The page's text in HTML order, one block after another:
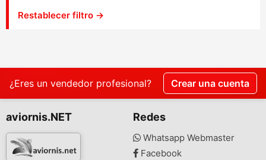
Restablecer filtro →
¿Eres un vendedor profesional? Crear una cuenta
aviornis.NET Redes
Whatsapp Webmaster
Facebook